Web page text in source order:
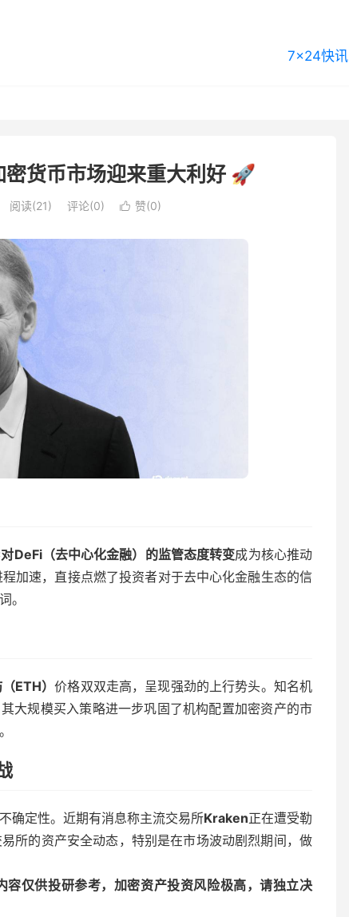
7×24快讯
货币市场迎来重大利好 🚀
阅读(21) 评论(0)  赞(0)
DeFi（去中心化金融）的监管态度转变成为核心推动
加速，直接点燃了投资者对于去中心化金融生态的信
。
ETH）价格双双走高，呈现强劲的上行势头。知名机
大规模买入策略进一步巩固了机构配置加密资产的市
确定性。近期有消息称主流交易所Kraken正在遭受勒
所的资产安全动态，特别是在市场波动剧烈期间，做
仅供投研参考，加密资产投资风险极高，请独立决